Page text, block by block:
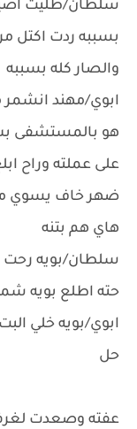
سلطان/ظليت
بسببه ردت اكتل
والصار كله بسببه
ابوي/مهند انشمر
هو بالمستشفى
على عملته وراح
ضهر خاف يسوي
هاي هم بتنه
سلطان/بويه
حته اطلع بويه
ابوي/بويه خلي
حل
عفته وصعدت